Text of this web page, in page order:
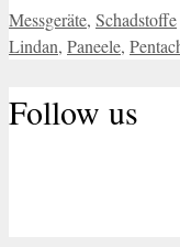
Kategorien
Messgeräte, Schadstoffe
Lindan, Paneele,
Follow us